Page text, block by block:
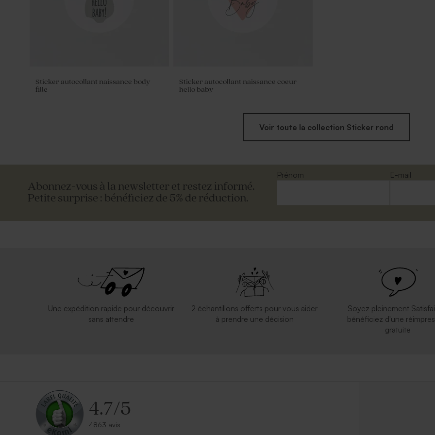
Sticker autocollant naissance body
fille
Sticker autocollant naissance coeur
hello baby
Voir toute la collection Sticker rond
Abonnez-vous à la newsletter et restez informé.
Petite surprise : bénéficiez de 5% de réduction.
Prénom
E-mail
Une expédition rapide pour découvrir
sans attendre
2 échantillons offerts pour vous aider
à prendre une décision
Soyez pleinement
bénéficiez d'une
gratuite
4.7/5
4863 avis